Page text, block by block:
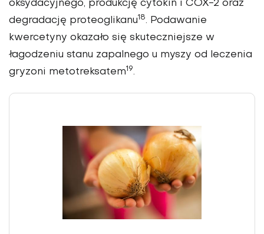
ok­sydacyjnego, produkcję cytokin i COX-2 oraz
de­gradację proteoglikanu18. Podawanie
kwercetyny okazało się skuteczniejsze w
łagodzeniu stanu zapal­nego u myszy od leczenia
gryzoni metotreksatem19.